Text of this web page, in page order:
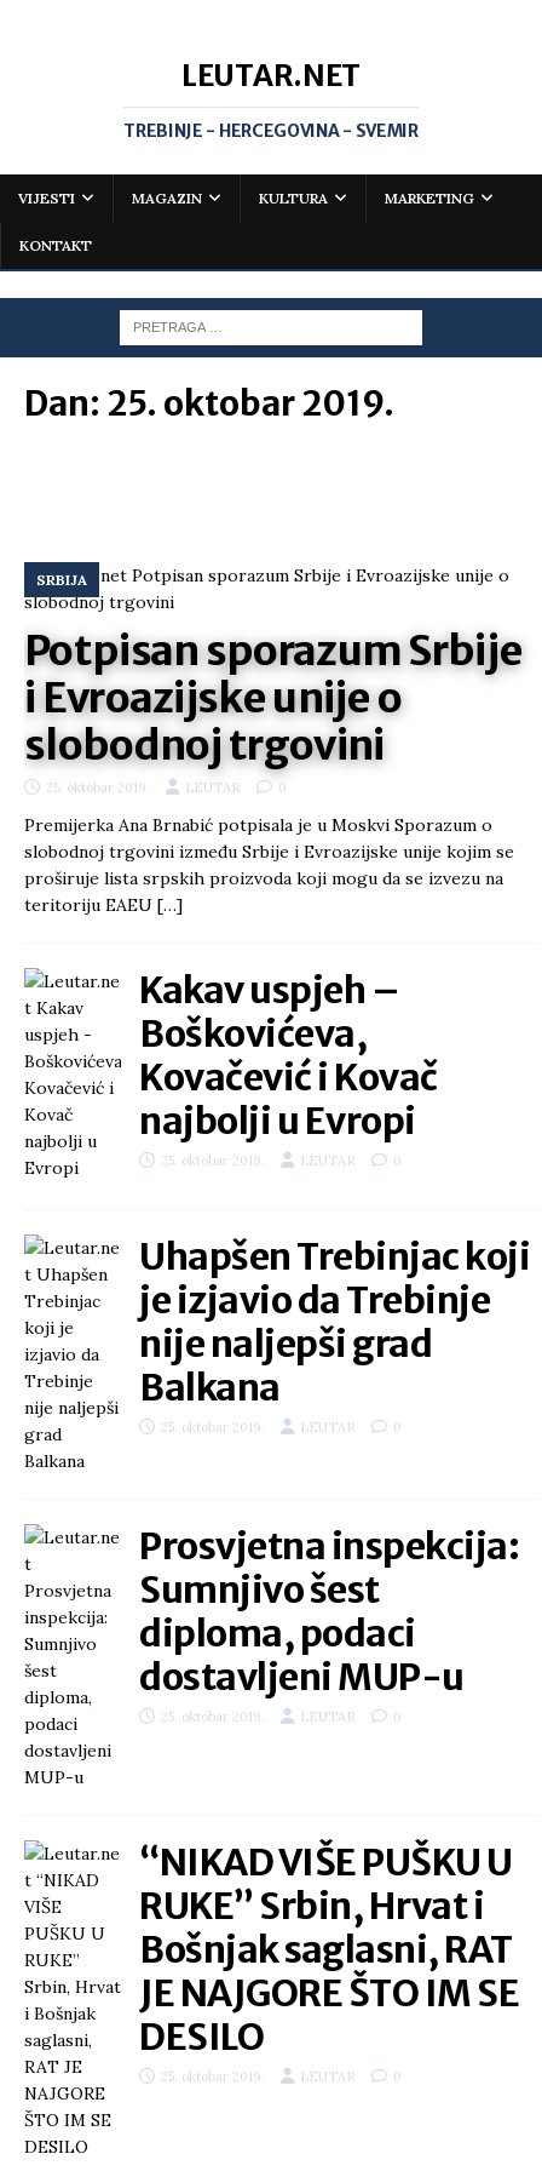
LEUTAR.NET
TREBINJE - HERCEGOVINA - SVEMIR
VIJESTI MAGAZIN KULTURA MARKETING
KONTAKT
Dan: 25. oktobar 2019.
SRBIJA
Potpisan sporazum Srbije
i Evroazijske unije o
slobodnoj trgovini
25. oktobar 2019. LEUTAR 0
Premijerka Ana Brnabić potpisala je u Moskvi Sporazum o
slobodnoj trgovini između Srbije i Evroazijske unije kojim se
proširuje lista srpskih proizvoda koji mogu da se izvezu na
teritoriju EAEU […]
Kakav uspjeh –
Boškovićeva,
Kovačević i Kovač
najbolji u Evropi
25. oktobar 2019. LEUTAR 0
Uhapšen Trebinjac koji
je izjavio da Trebinje
nije naljepši grad
Balkana
25. oktobar 2019. LEUTAR 0
Prosvjetna inspekcija:
Sumnjivo šest
diploma, podaci
dostavljeni MUP-u
25. oktobar 2019. LEUTAR 0
“NIKAD VIŠE PUŠKU U
RUKE” Srbin, Hrvat i
Bošnjak saglasni, RAT
JE NAJGORE ŠTO IM SE
DESILO
25. oktobar 2019. LEUTAR 0